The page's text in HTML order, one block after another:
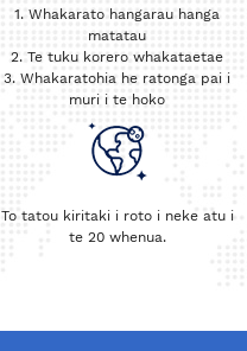
1. Whakarato hangarau hanga
matatau
2. Te tuku korero whakataetae
3. Whakaratohia he ratonga pai i
muri i te hoko
To tatou kiritaki i roto i neke atu i
te 20 whenua.